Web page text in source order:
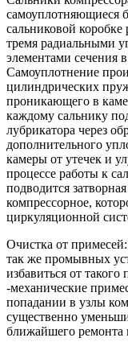
самоуплотняющиеся
сальниковой
тремя радиальными
элементами сечения
Самоуплотнение
цилиндрических
проникающего в
каждому сальнику
лубрикатора через
дополнительного
камеры от утечек и
процессе работы к
подводится
компрессорное,
циркуляционной
Очистка от
так же промывных
избавиться от такого
-механические
попадании в узлы
существенно
ближайшего